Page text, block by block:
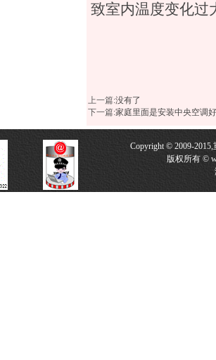
致室内温度变化过
上一篇:没有了
下一篇:家庭里面是安装中央空调
Copyright © 2009-
版权所有 ©